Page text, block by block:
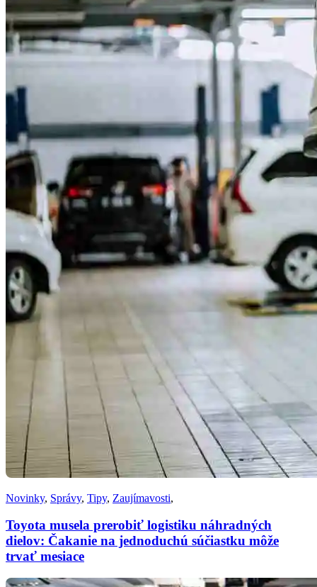
Novinky, Správy, Tipy, Zaujímavosti,
Toyota musela prerobiť logistiku náhradných
dielov: Čakanie na jednoduchú súčiastku môže
trvať mesiace